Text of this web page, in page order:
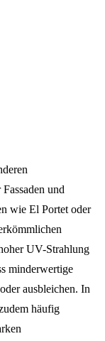
und
wie El Portet oder
UV-Strahlung
minderwertige
ausbleichen. In
häufig